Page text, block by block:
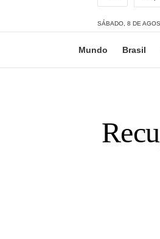
SÁBADO, 8 DE
Mundo Brasil